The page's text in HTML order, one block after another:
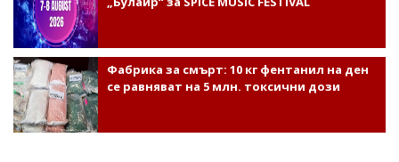
Фабрика за смърт: 10 кг фентанил на ден
се равняват на 5 млн. токсични дози